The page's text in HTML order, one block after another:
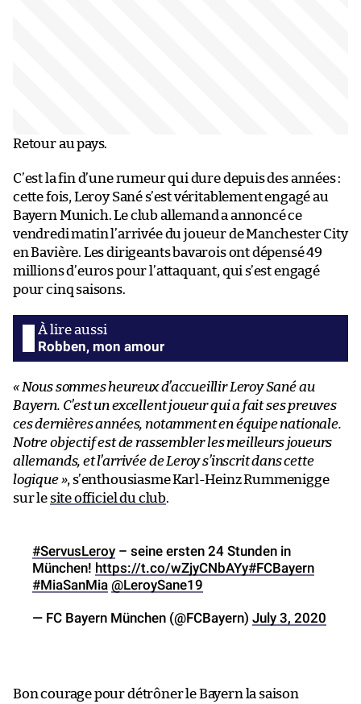
Retour au pays.
C’est la fin d’une rumeur qui dure depuis des années :
cette fois, Leroy Sané s’est véritablement engagé au
Bayern Munich. Le club allemand a annoncé ce
vendredi matin l’arrivée du joueur de Manchester City
en Bavière. Les dirigeants bavarois ont dépensé 49
millions d’euros pour l’attaquant, qui s’est engagé
pour cinq saisons.
Robben, mon amour
« Nous sommes heureux d’accueillir Leroy Sané au
Bayern. C’est un excellent joueur qui a fait ses preuves
ces dernières années, notamment en équipe nationale.
Notre objectif est de rassembler les meilleurs joueurs
allemands, et l’arrivée de Leroy s’inscrit dans cette
logique », s’enthousiasme Karl-Heinz Rummenigge
sur le site officiel du club.
#ServusLeroy – seine ersten 24 Stunden in
München! https://t.co/wZjyCNbAYy#FCBayern
#MiaSanMia @LeroySane19
— FC Bayern München (@FCBayern) July 3, 2020
Bon courage pour détrôner le Bayern la saison